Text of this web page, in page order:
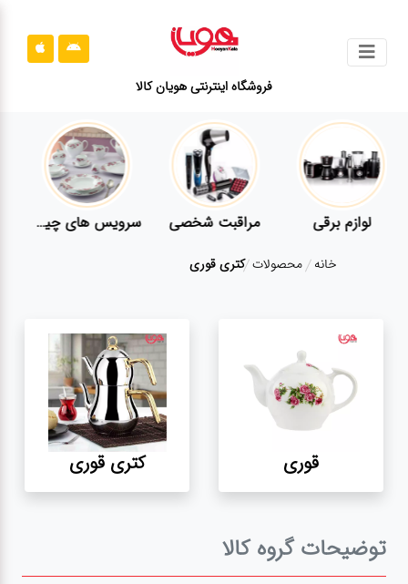
فروشگاه اینترنتی هویان کالا
محصولات
قوانین
سایت
ارتباط
محصولات
لوازم برقی
مراقبت شخصی
چینی زرین
لوازم برقی مراقبت شخصی
خانه محصولات کتری قوری
قوری کتری قوری
توضیحات گروه کالا